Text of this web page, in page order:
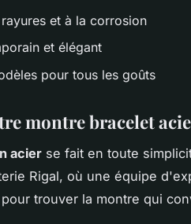
et à la corrosion
et élégant
pour tous les goûts
montre bracelet
acier se fait en toute
Rigal, où une équipe
trouver la montre qui